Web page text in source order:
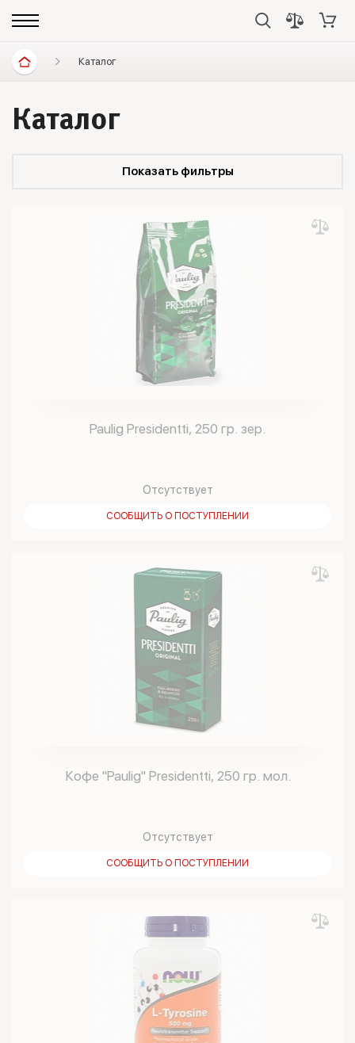
Каталог
Каталог
Показать фильтры
Paulig Presidentti, 250 гр. зер.
Отсутствует
СООБЩИТЬ О ПОСТУПЛЕНИИ
Кофе "Paulig" Presidentti, 250 гр. мол.
Отсутствует
СООБЩИТЬ О ПОСТУПЛЕНИИ